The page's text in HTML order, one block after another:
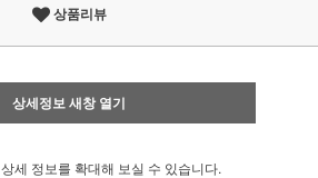
상품리뷰
상세정보 새창 열기
상세 정보를 확대해 보실 수 있습니다.